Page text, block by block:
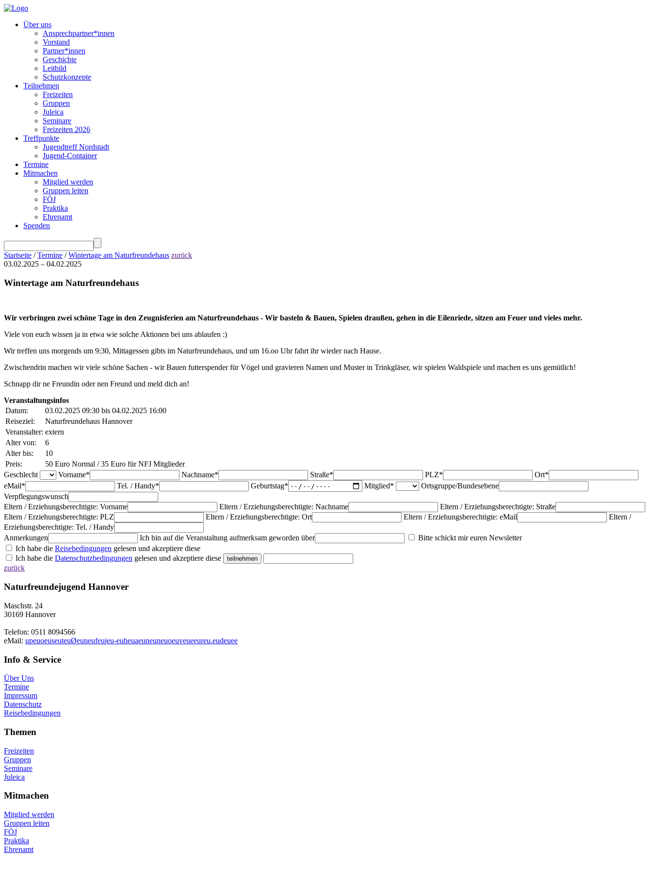
Über uns
Ansprechpartner*innen
Vorstand
Partner*innen
Geschichte
Leitbild
Schutzkonzepte
Teilnehmen
Freizeiten
Gruppen
Juleica
Seminare
Freizeiten 2026
Treffpunkte
Jugendtreff Nordstadt
Jugend-Container
Termine
Mitmachen
Mitglied werden
Gruppen leiten
FÖJ
Praktika
Ehrenamt
Spenden
Startseite /Termine /Wintertage am Naturfreundehaus zurück
03.02.2025 – 04.02.2025
Wintertage am Naturfreundehaus
Wir verbringen zwei schöne Tage in den Zeugnisferien am Naturfreundehaus - Wir basteln & Bauen, Spielen draußen, gehen in die Eilenriede, sitzen am Feuer und vieles mehr.
Viele von euch wissen ja in etwa wie solche Aktionen bei uns ablaufen :)
Wir treffen uns morgends um 9:30, Mittagessen gibts im Naturfreundehaus, und um 16.oo Uhr fahrt ihr wieder nach Hause.
Zwischendrin machen wir viele schöne Sachen - wir Bauen futterspender für Vögel und gravieren Namen und Muster in Trinkgläser, wir spielen Waldspiele und machen es uns gemütlich!
Schnapp dir ne Freundin oder nen Freund und meld dich an!
Veranstaltungsinfos
Datum:
03.02.2025 09:30 bis 04.02.2025 16:00
Reiseziel:
Naturfreundehaus Hannover
Veranstalter: extern
Alter von:
6
Alter bis:
10
Preis:
50 Euro Normal / 35 Euro für NFJ Mitglieder
Geschlecht
Vorname* Nachname* Straße* PLZ*
Ort*
eMail*
Tel. / Handy* Geburtstag* Mitglied*
Ortsgruppe/Bundesebene
Verpflegungswunsch
Eltern / Erziehungsberechtigte: Vorname
Eltern / Erziehungsberechtigte: Nachname
Eltern / Erziehungsberechtigte: Straße
Eltern / Erziehungsberechtigte: PLZ
Eltern / Erziehungsberechtigte: Ort Eltern / Erziehungsberechtigte: eMail
Eltern /
Erziehungsberechtigte: Tel. / Handy
Anmerkungen
Ich bin auf die Veranstaltung aufmerksam geworden über
Bitte schickt mir euren Newsletter
Ich habe die Reisebedingungen gelesen und akzeptiere diese
Ich habe die Datenschutzbedingungen gelesen und akzeptiere diese
zurück
Naturfreundejugend Hannover
Maschstr. 24
30169 Hannover
Telefon: 0511 8094566
eMail: upeuoeuseuteuØeuneufeujeu-euheuaeuneuneuoeuveueeureu.eudeuee
Info & Service
Über Uns
Termine
Impressum
Datenschutz
Reisebedingungen
Themen
Freizeiten
Gruppen
Seminare
Juleica
Mitmachen
Mitglied werden
Gruppen leiten
FÖJ
Praktika
Ehrenamt